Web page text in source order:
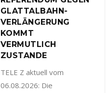
GLATTALBAHN-
VERLÄNGERUNG
KOMMT
VERMUTLICH
ZUSTANDE
TELE Z aktuell vom
06.08.2026: Die